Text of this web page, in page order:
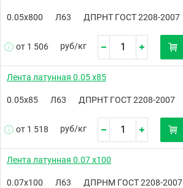
0.05х800 Л63 ДПРНТ ГОСТ 2208-2007
от 1 506 руб/кг
Лента латунная 0.05 х85
0.05х85 Л63 ДПРНТ ГОСТ 2208-2007
от 1 518 руб/кг
Лента латунная 0.07 х100
0.07х100 Л63 ДПРНМ ГОСТ 2208-2007